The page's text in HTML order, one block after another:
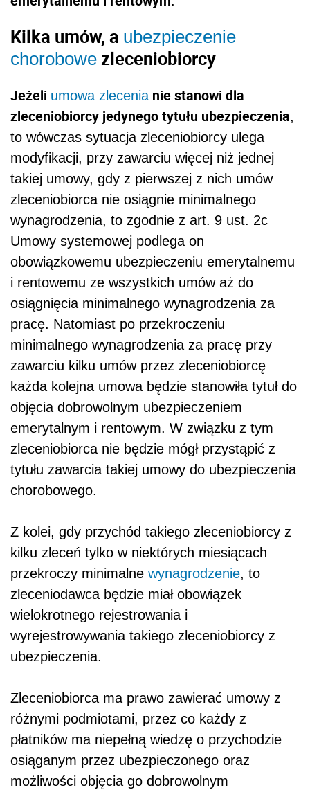
Kilka umów, a ubezpieczenie
chorobowe zleceniobiorcy
Jeżeli umowa zlecenianie stanowi dla
zleceniobiorcy jedynego tytułu ubezpieczenia,
to wówczas sytuacja zleceniobiorcy ulega
modyfikacji, przy zawarciu więcej niż jednej
takiej umowy, gdy z pierwszej z nich umów
zleceniobiorca nie osiągnie minimalnego
wynagrodzenia, to zgodnie z art. 9 ust. 2c
Umowy systemowej podlega on
obowiązkowemu ubezpieczeniu emerytalnemu
i rentowemu ze wszystkich umów aż do
osiągnięcia minimalnego wynagrodzenia za
pracę. Natomiast po przekroczeniu
minimalnego wynagrodzenia za pracę przy
zawarciu kilku umów przez zleceniobiorcę
każda kolejna umowa będzie stanowiła tytuł do
objęcia dobrowolnym ubezpieczeniem
emerytalnym i rentowym. W związku z tym
zleceniobiorca nie będzie mógł przystąpić z
tytułu zawarcia takiej umowy do ubezpieczenia
chorobowego.
Z kolei, gdy przychód takiego zleceniobiorcy z
kilku zleceń tylko w niektórych miesiącach
przekroczy minimalne wynagrodzenie, to
zleceniodawca będzie miał obowiązek
wielokrotnego rejestrowania i
wyrejestrowywania takiego zleceniobiorcy z
ubezpieczenia.
Zleceniobiorca ma prawo zawierać umowy z
różnymi podmiotami, przez co każdy z
płatników ma niepełną wiedzę o przychodzie
osiąganym przez ubezpieczonego oraz
możliwości objęcia go dobrowolnym